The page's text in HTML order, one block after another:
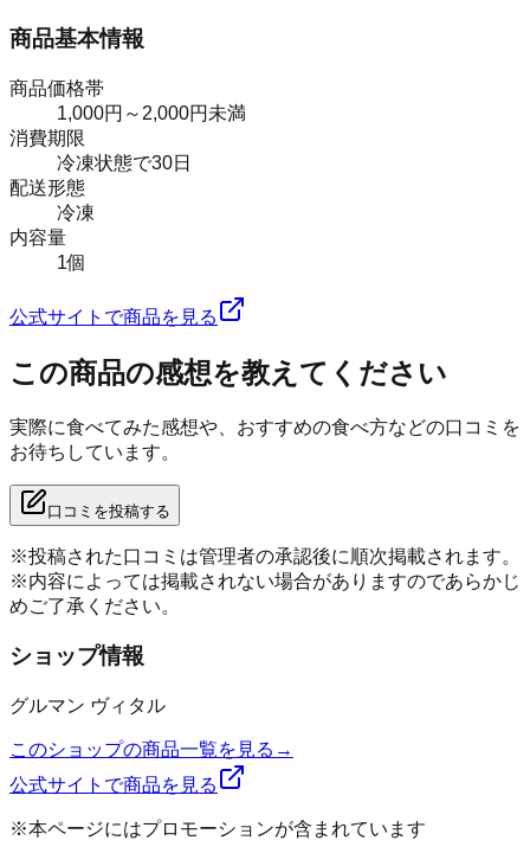
商品基本情報
商品価格帯
1,000円～2,000円未満
消費期限
冷凍状態で30日
配送形態
冷凍
内容量
1個
公式サイトで商品を見る
この商品の感想を教えてください
実際に食べてみた感想や、おすすめの食べ方などの口コミを
お待ちしています。
口コミを投稿する
※投稿された口コミは管理者の承認後に順次掲載されます。
※内容によっては掲載されない場合がありますのであらかじ
めご了承ください。
ショップ情報
グルマン ヴィタル
このショップの商品一覧を見る →
公式サイトで商品を見る
※本ページにはプロモーションが含まれています